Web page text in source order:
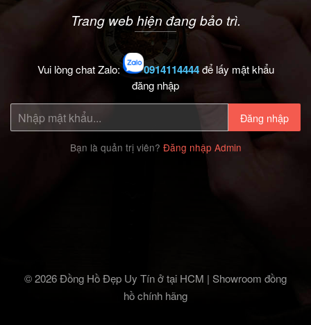
Trang web hiện đang bảo trì.
Vui lòng chat Zalo: 0914114444để lấy mật khẩu
đăng nhập
Đăng nhập
Bạn là quản trị viên? Đăng nhập Admin
© 2026 Đồng Hồ Đẹp Uy Tín ở tại HCM | Showroom đồng
hồ chính hãng‎